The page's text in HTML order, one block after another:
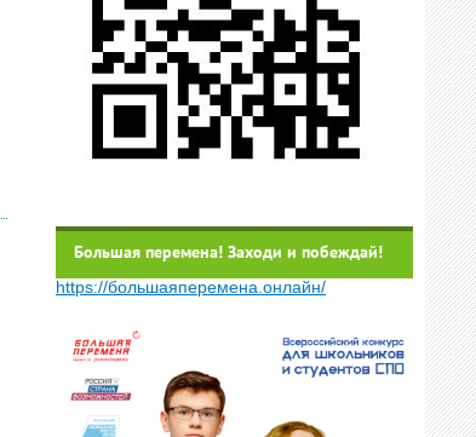
Большая перемена! Заходи и побеждай!
https://большаяперемена.онлайн/